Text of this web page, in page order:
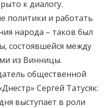
к диалогу.
политики и работать
народа – таков был
состоявшейся между
из Винницы.
общественной
Сергей Татусяк:
выступает в роли